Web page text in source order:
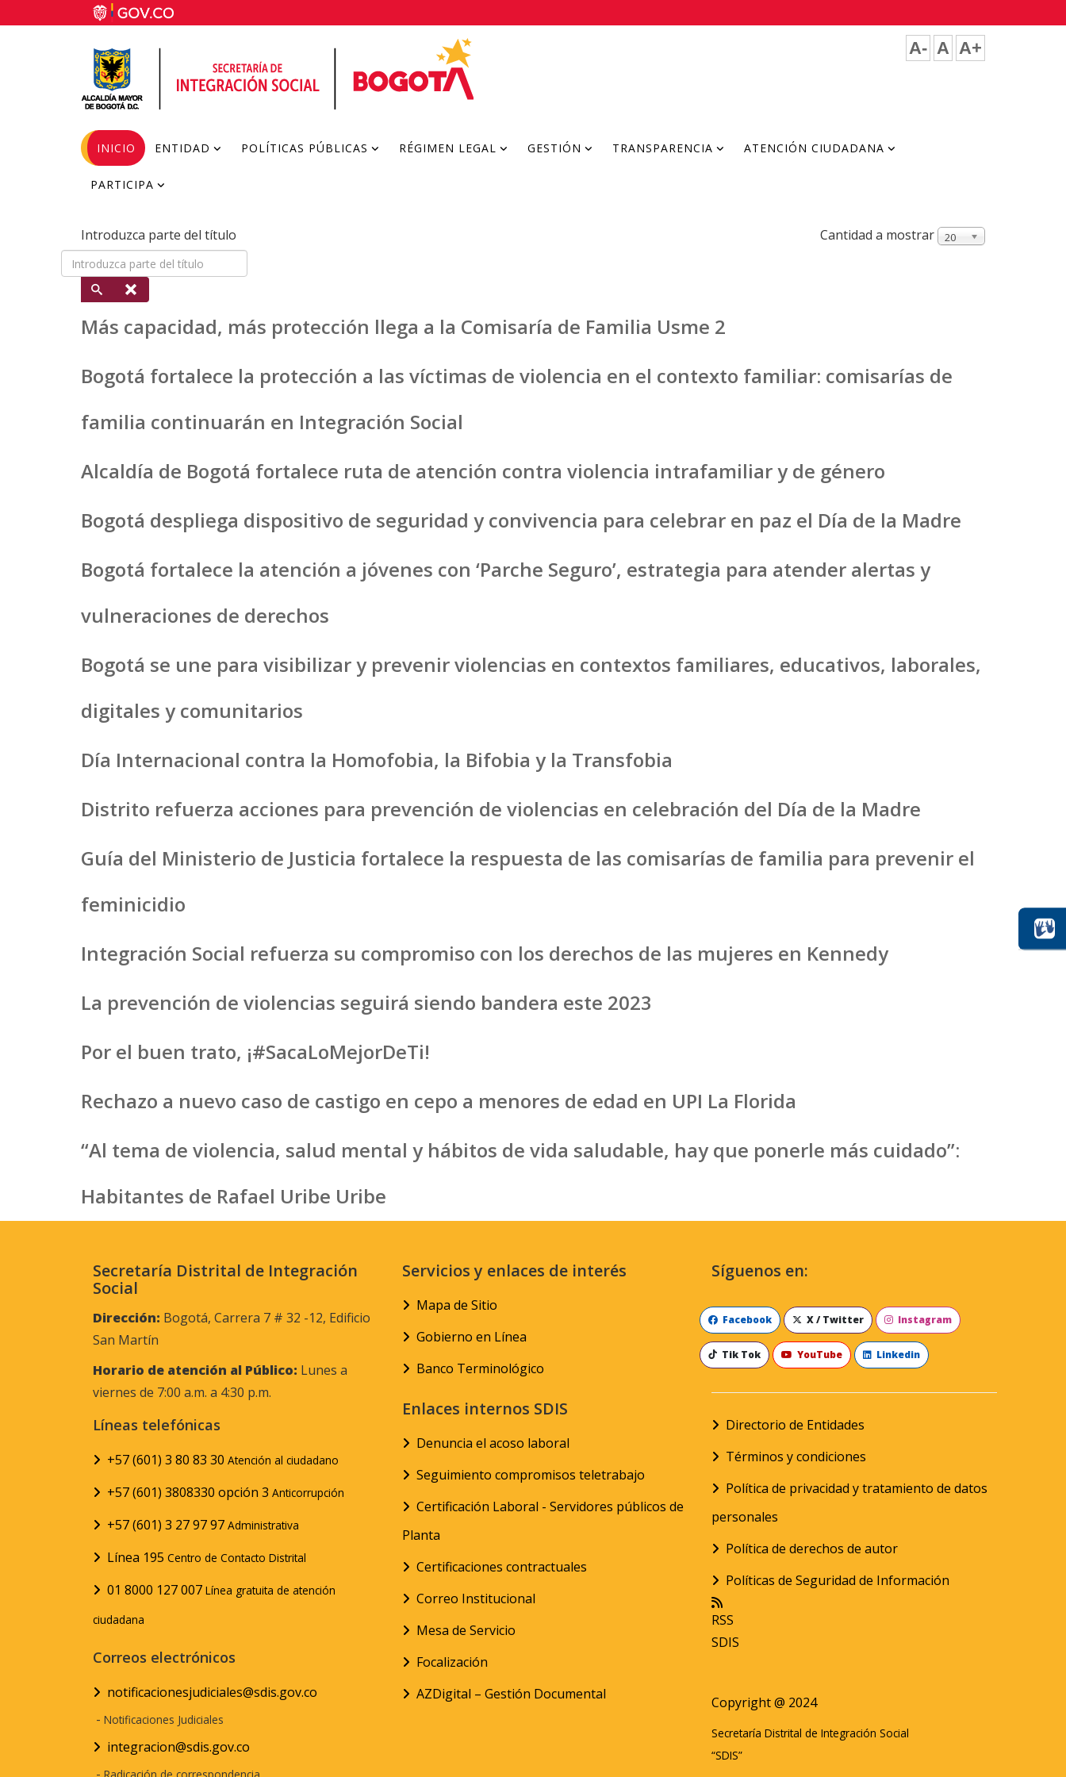
A- A A+
INICIO ENTIDAD POLÍTICAS PÚBLICAS RÉGIMEN LEGAL GESTIÓN TRANSPARENCIA ATENCIÓN CIUDADANA
PARTICIPA
Introduzca parte del título Cantidad a mostrar 20
Más capacidad, más protección llega a la Comisaría de Familia Usme 2
Bogotá fortalece la protección a las víctimas de violencia en el contexto familiar: comisarías de
familia continuarán en Integración Social
Alcaldía de Bogotá fortalece ruta de atención contra violencia intrafamiliar y de género
Bogotá despliega dispositivo de seguridad y convivencia para celebrar en paz el Día de la Madre
Bogotá fortalece la atención a jóvenes con ‘Parche Seguro’, estrategia para atender alertas y
vulneraciones de derechos
Bogotá se une para visibilizar y prevenir violencias en contextos familiares, educativos, laborales,
digitales y comunitarios
Día Internacional contra la Homofobia, la Bifobia y la Transfobia
Distrito refuerza acciones para prevención de violencias en celebración del Día de la Madre
Guía del Ministerio de Justicia fortalece la respuesta de las comisarías de familia para prevenir el
feminicidio
Integración Social refuerza su compromiso con los derechos de las mujeres en Kennedy
La prevención de violencias seguirá siendo bandera este 2023
Por el buen trato, ¡#SacaLoMejorDeTi!
Rechazo a nuevo caso de castigo en cepo a menores de edad en UPI La Florida
“Al tema de violencia, salud mental y hábitos de vida saludable, hay que ponerle más cuidado”:
Habitantes de Rafael Uribe Uribe
Secretaría Distrital de Integración
Social
Dirección: Bogotá, Carrera 7 # 32 -12, Edificio
San Martín
Horario de atención al Público: Lunes a
viernes de 7:00 a.m. a 4:30 p.m.
Líneas telefónicas
+57 (601) 3 80 83 30 Atención al ciudadano
+57 (601) 3808330 opción 3 Anticorrupción
+57 (601) 3 27 97 97 Administrativa
Línea 195 Centro de Contacto Distrital
01 8000 127 007 Línea gratuita de atención
ciudadana
Correos electrónicos
notificacionesjudiciales@sdis.gov.co
- Notificaciones Judiciales
integracion@sdis.gov.co
Servicios y enlaces de interés
Mapa de Sitio
Gobierno en Línea
Banco Terminológico
Enlaces internos SDIS
Denuncia el acoso laboral
Seguimiento compromisos teletrabajo
Certificación Laboral - Servidores públicos de
Planta
Certificaciones contractuales
Correo Institucional
Mesa de Servicio
Focalización
AZDigital – Gestión Documental
Síguenos en:
Facebook X / Twitter Instagram
Tik Tok YouTube Linkedin
Directorio de Entidades
Términos y condiciones
Política de privacidad y tratamiento de datos
personales
Política de derechos de autor
Políticas de Seguridad de Información
RSS
SDIS
Copyright @ 2024
Secretaría Distrital de Integración Social
“SDIS”